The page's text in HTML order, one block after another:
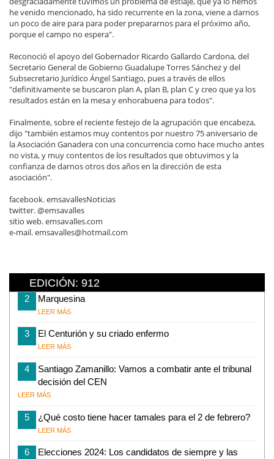
he venido mencionado, ha sido recurrente en la zona, viene a darnos
un poco de aire para para poder prepararnos para el próximo año,
porque el campo no espera".
Reconoció el apoyo del Gobernador Ricardo Gallardo Cardona, del
Secretario General de Gobierno Guadalupe Torres Sánchez y del
Subsecretario Jurídico Ángel Santiago, pues a través de ellos
"definitivamente se buscaron plan A, plan B, plan C y creo que ya los
resultados están en la mesa y enhorabuena para todos".
Finalmente, sobre el reciente festejo de la agrupación que encabeza,
dijo "también estamos muy contentos por nuestro 75 aniversario de
la Asociación Ganadera con una concurrencia como hace mucho antes
no vista, y muy contentos de los resultados que obtuvimos y la
confianza de darnos otros dos años en la dirección de esta
asociación".
facebook. emsavallesNoticias
twitter. @emsavalles
sitio web. emsavalles.com
e-mail. emsavalles@hotmail.com
EDICIÓN: 912
2 Marquesina
LEER MÁS
3 El Centurión y su criado enfermo
LEER MÁS
4
Santiago Zamanillo: Vamos a combatir ante el tribunal
decisión del CEN
LEER MÁS
5 ¿Qué costo tiene hacer tamales para el 2 de febrero?
LEER MÁS
6
Elecciones 2024: Los candidatos de siempre y las